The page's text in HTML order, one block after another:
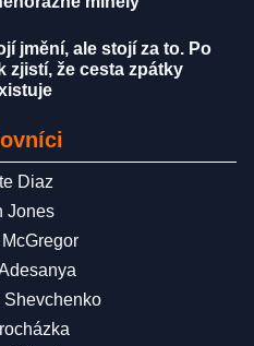
jmění, ale stojí za to. Po
zjistí, že cesta zpátky
Diaz
Jones
Shevchenko